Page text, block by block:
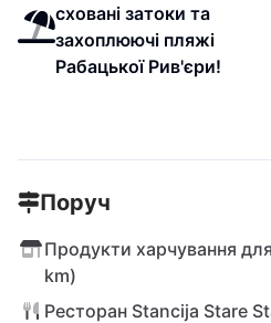
сховані затоки та
захоплюючі пляжі
Рабацької Рив'єри!
Поруч
Продукти харчування
km)
Ресторан Stancija Stare